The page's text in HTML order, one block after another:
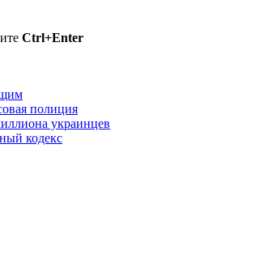
Ctrl+Enter
полиция
украинцев
кодекс